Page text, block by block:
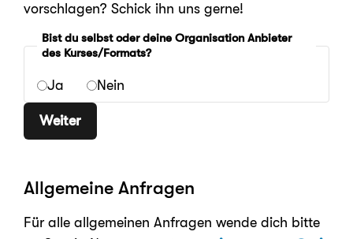
vorschlagen? Schick ihn uns gerne!
Bist du selbst oder deine Organisation Anbieter
des Kurses/Formats?
Ja Nein
Weiter
Allgemeine Anfragen
Für alle allgemeinen Anfragen wende dich bitte